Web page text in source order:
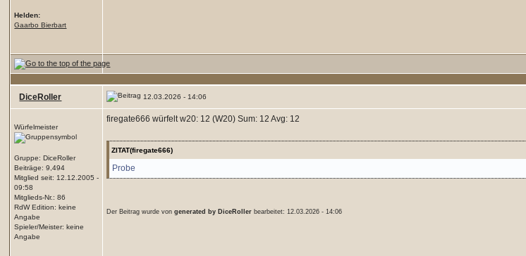
Helden:
Gaarbo Bierbart
DiceRoller 12.03.2026 - 14:06
Würfelmeister
Gruppe: DiceRoller
Beiträge: 9,494
Mitglied seit: 12.12.2005 -
09:58
Mitglieds-Nr.: 86
RdW Edition: keine
Angabe
Spieler/Meister: keine
Angabe
firegate666 würfelt w20: 12 (W20) Sum: 12 Avg: 12
ZITAT(firegate666)
Probe
Der Beitrag wurde vongenerated by DiceRoller bearbeitet: 12.03.2026 - 14:06